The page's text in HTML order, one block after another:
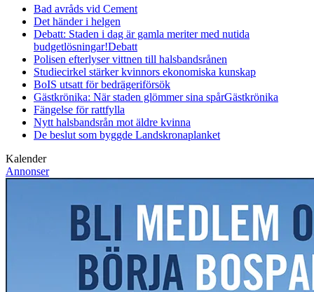
Bad avråds vid Cement
Det händer i helgen
Debatt: Staden i dag är gamla meriter med nutida
budgetlösningar!Debatt
Polisen efterlyser vittnen till halsbandsrånen
Studiecirkel stärker kvinnors ekonomiska kunskap
BoIS utsatt för bedrägeriförsök
Gästkrönika: När staden glömmer sina spårGästkrönika
Fängelse för rattfylla
Nytt halsbandsrån mot äldre kvinna
De beslut som byggde Landskronaplanket
Kalender
Annonser